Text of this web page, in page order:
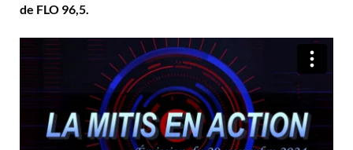
de FLO 96,5.